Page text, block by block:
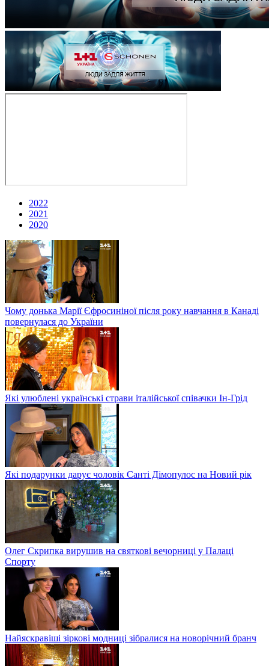
2022
2021
2020
Чому донька Марії Єфросиніної після року навчання в Канаді
повернулася до України
Які улюблені українські страви італійської співачки Ін-Грід
Які подарунки дарує чоловік Санті Дімопулос на Новий рік
Олег Скрипка вирушив на святкові вечорниці у Палаці
Спорту
Найяскравіші зіркові модниці зібралися на новорічний бранч